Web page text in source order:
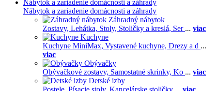
Nábytok a zariadenie domácnosti a záhrady
Nábytok a zariadenie domácnosti a záhrady
Záhradný nábytok
Zostavy, Lehátka, Stoly, Stoličky a kreslá, Ser ... viac
Kuchyne
Kuchyne MiniMax, Vystavené kuchyne, Drezy a d ...
viac
Obývačky
Obývačkové zostavy, Samostatné skrinky, Ko ... viac
Detské izby
Postele, Písacie stoly, Kancelárske stoličky ... viac